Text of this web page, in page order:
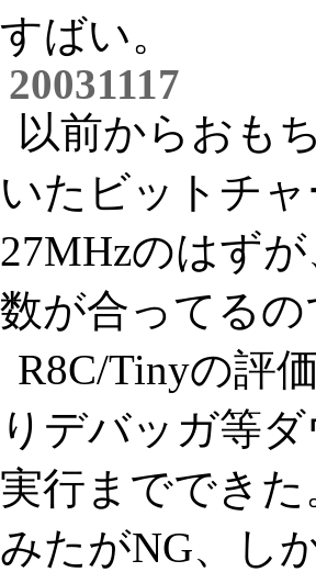
すばい。
20031117
以前からおも
いたビットチ
27MHzのはず
数が合ってる
R8C/Tinyの評
りデバッガ等
実行まででき
みたがNG、し